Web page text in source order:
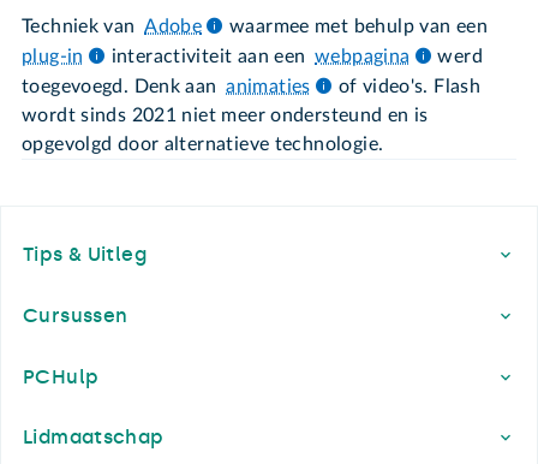
Techniek van Adobe
waarmee met behulp van een
plug-in
interactiviteit aan een webpagina
werd
toegevoegd. Denk aan animaties
of video's. Flash
wordt sinds 2021 niet meer ondersteund en is
opgevolgd door alternatieve technologie.
Tips & Uitleg
Cursussen
PCHulp
Lidmaatschap